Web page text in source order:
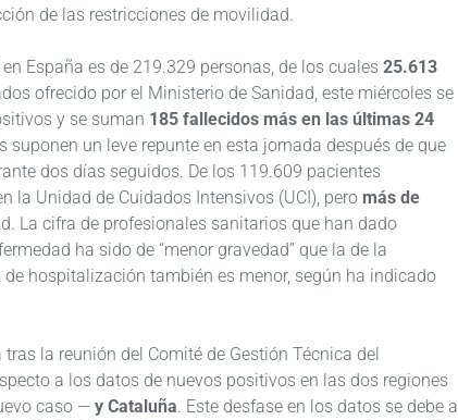
de las restricciones de movilidad.
España es de 219.329 personas, de los cuales 25.613
ofrecido por el Ministerio de Sanidad, este miércoles se
y se suman 185 fallecidos más en las últimas 24
suponen un leve repunte en esta jornada después de que
dos días seguidos. De los 119.609 pacientes
la Unidad de Cuidados Intensivos (UCI), pero más de
La cifra de profesionales sanitarios que han dado
ha sido de “menor gravedad” que la de la
hospitalización también es menor, según ha indicado
la reunión del Comité de Gestión Técnica del
a los datos de nuevos positivos en las dos regiones
caso — y Cataluña. Este desfase en los datos se debe a